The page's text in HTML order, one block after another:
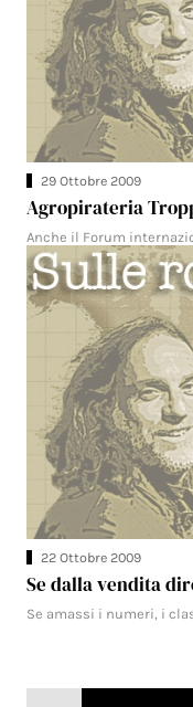
29 Ottobre 2009
Agropirateria
Anche il Forum
22 Ottobre 2009
Se dalla vendita
Se amassi i numeri, i